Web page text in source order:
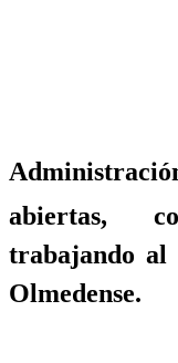
abiertas,
trabajando al
Olmedense.